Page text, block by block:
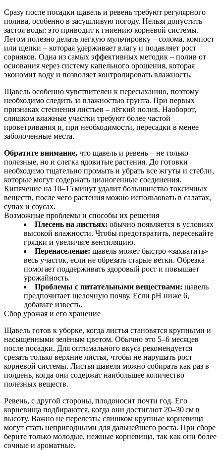
Сразу после посадки щавель и ревень требуют регулярного
полива, особенно в засушливую погоду. Нельзя допустить
застоя воды: это приводит к гниению корневой системы.
Летом полезно делать легкую мульчировку – солома, компост
или щепки – которая удерживает влагу и подавляет рост
сорняков. Одна из самых эффективных методик – полив от
основания через систему капельного орошения, которая
экономит воду и позволяет контролировать влажность.
Щавель особенно чувствителен к пересыханию, поэтому
необходимо следить за влажностью грунта. При первых
признаках стеснения листьев – лёгкий полив. Наоборот,
слишком влажные участки требуют более частой
проветривания и, при необходимости, пересадки в менее
заболоченные места.
Обратите внимание, что щавель и ревень – не только
полезные, но и слегка ядовитые растения. До готовки
необходимо тщательно промыть и убрать все жгуты и стебли,
которые могут содержать цианогенные соединения.
Кипячение на 10–15 минут удалит большинство токсичных
веществ, после чего растения можно использовать в салатах,
супах и соусах.
Возможные проблемы и способы их решения
Плесень на листьях: обычно появляется в условиях
высокой влажности. Чтобы предотвратить, пересекайте
грядки и увеличьте вентиляцию.
Перенаселение: щавель может быстро «захватить»
весь участок, если не обрезать старые ветки. Обрезка
помогает поддерживать здоровый рост и повышает
урожайность.
Проблемы с питательными веществами: щавель
предпочитает щелочную почву. Если pH ниже 6,
добавьте известь.
Сбор урожая и его хранение
Щавель готов к уборке, когда листья становятся крупными и
насыщенными зелёным цветом. Обычно это 5–6 месяцев
после посадки. Для оптимального вкуса рекомендуется
срезать только верхние листья, чтобы не нарушать рост
корневой системы. Листья щавеля можно собирать как раз в
полдень, когда они содержат наибольшее количество
полезных веществ.
Ревень, с другой стороны, плодоносит почти год. Его
корневища подбираются, когда они достигают 20–30 см в
высоту. Важно не перелезть: слишком крупные корневища
могут стать непригодными для дальнейшего роста. При сборе
берите только молодые, нежные корневища, так как они более
сочные и ароматные.